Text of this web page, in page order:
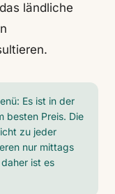
ländliche
Es ist in der
besten Preis. Die
zu jeder
nur mittags
ist es